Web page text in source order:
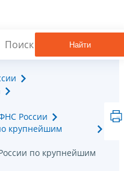
Найти
России
крупнейшим
по крупнейшим